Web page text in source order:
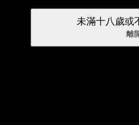
未滿十八歲或
離